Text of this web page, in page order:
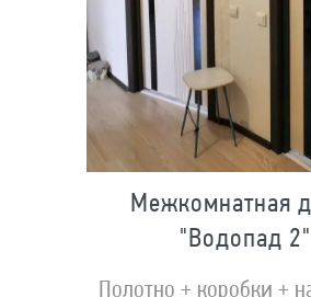
Межкомнатная
"Водопад 2"
Полотно + коробки +